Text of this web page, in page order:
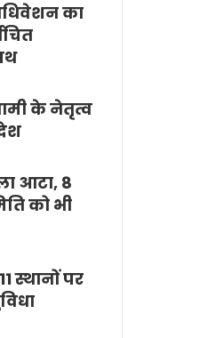
का
के नेतृत्व
आटा, 8
को भी
स्थानों पर